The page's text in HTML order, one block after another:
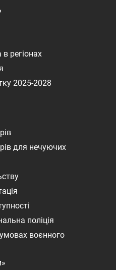
регіонах
2025-2028
для нечуючих
поліція
воєнного